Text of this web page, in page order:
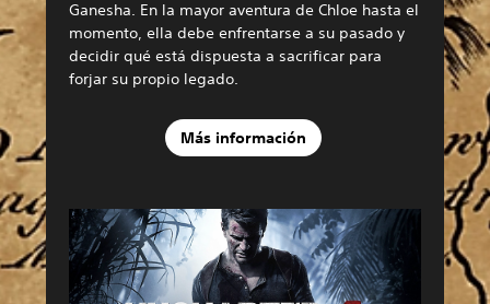
Ganesha. En la mayor aventura de Chloe hasta el
momento, ella debe enfrentarse a su pasado y
decidir qué está dispuesta a sacrificar para
forjar su propio legado.
Más información